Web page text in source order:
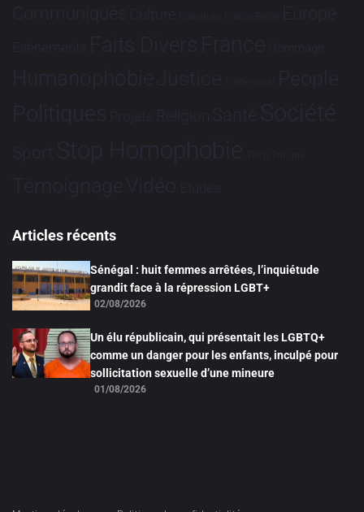
Communiqués Culture Dialogues France-Brésil Europe
Evénements Faits Divers France Hommage
HumanophobieJustice Partenariat People
Politiques Projets Religion Santé Société
Sport Stop Homophobie Tech Tribune
TémoignageVidéo Études
Articles récents
Sénégal : huit femmes arrêtées, l’inquiétude
grandit face à la répression LGBT+
02/08/2026
Un élu républicain, qui présentait les LGBTQ+
comme un danger pour les enfants, inculpé pour
sollicitation sexuelle d’une mineure
01/08/2026